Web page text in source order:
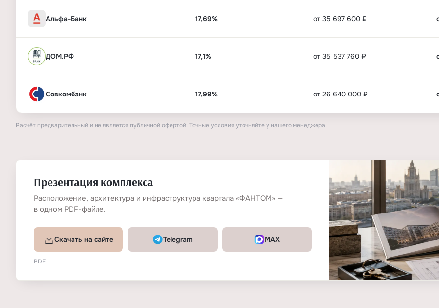
Альфа-Банк 17,69% от 35 697 600 ₽
ДОМ.РФ 17,1% от 35 537 760 ₽
Совкомбанк 17,99% от 26 640 000 ₽
Расчёт предварительный и не является публичной офертой. Точные условия уточняйте у нашего менеджера.
Презентация комплекса
Расположение, архитектура и инфраструктура квартала «ФАНТОМ» —
в одном PDF-файле.
Скачать на сайте Telegram MAX
PDF